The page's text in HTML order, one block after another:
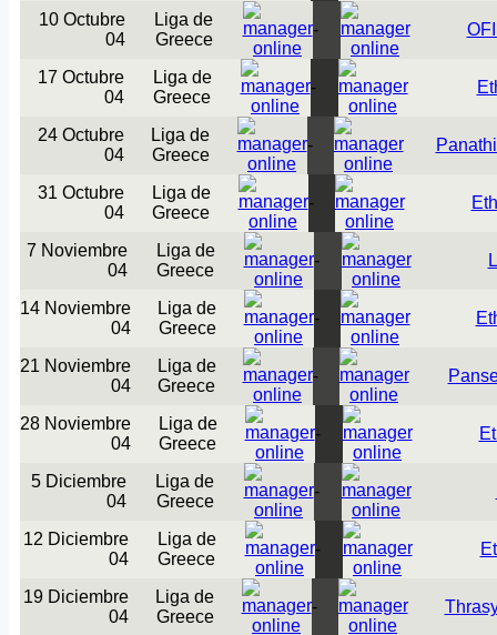
10 Octubre
04
Liga de
Greece
-
17 Octubre
04
Liga de
Greece
-
24 Octubre
04
Liga de
Greece
-
31 Octubre
04
Liga de
Greece
-
7 Noviembre
04
Liga de
Greece
-
14 Noviembre
04
Liga de
Greece
-
21 Noviembre
04
Liga de
Greece
-
28 Noviembre
04
Liga de
Greece
-
5 Diciembre
04
Liga de
Greece
-
12 Diciembre
04
Liga de
Greece
-
19 Diciembre
04
Liga de
Greece
-